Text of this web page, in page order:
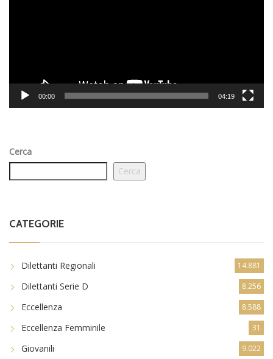
00:00 04:19
Cerca
Cerca
CATEGORIE
Dilettanti Regionali 14.881
Dilettanti Serie D 8.256
Eccellenza 8.588
Eccellenza Femminile 31
Giovanili 9.022